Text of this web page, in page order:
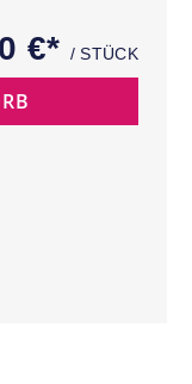
€* / STÜCK